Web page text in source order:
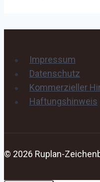
Impressum
Datenschutz
Kommerzieller
Haftungshinweis
© 2026 Ruplan-